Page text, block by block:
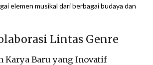
elemen musikal dari berbagai budaya dan
Lintas Genre
Karya Baru yang Inovatif